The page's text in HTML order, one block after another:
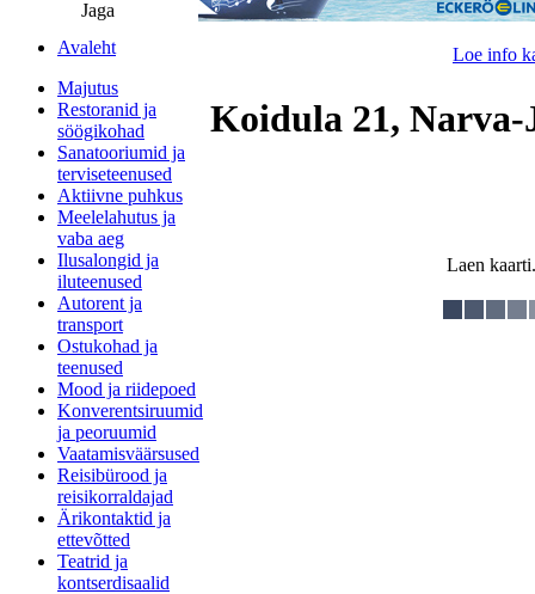
Jaga
Avaleht
Majutus
Restoranid ja
söögikohad
Sanatooriumid ja
terviseteenused
Aktiivne puhkus
Meelelahutus ja
vaba aeg
Ilusalongid ja
iluteenused
Autorent ja
transport
Ostukohad ja
teenused
Mood ja riidepoed
Konverentsiruumid
ja peoruumid
Vaatamisväärsused
Reisibürood ja
reisikorraldajad
Ärikontaktid ja
ettevõtted
Teatrid ja
kontserdisaalid
Loe info
Koidula 21,
Laen